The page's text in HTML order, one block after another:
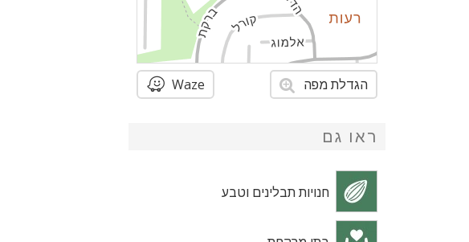
הגדלת מפה Waze
ראו גם
חנויות תבלינים וטבע